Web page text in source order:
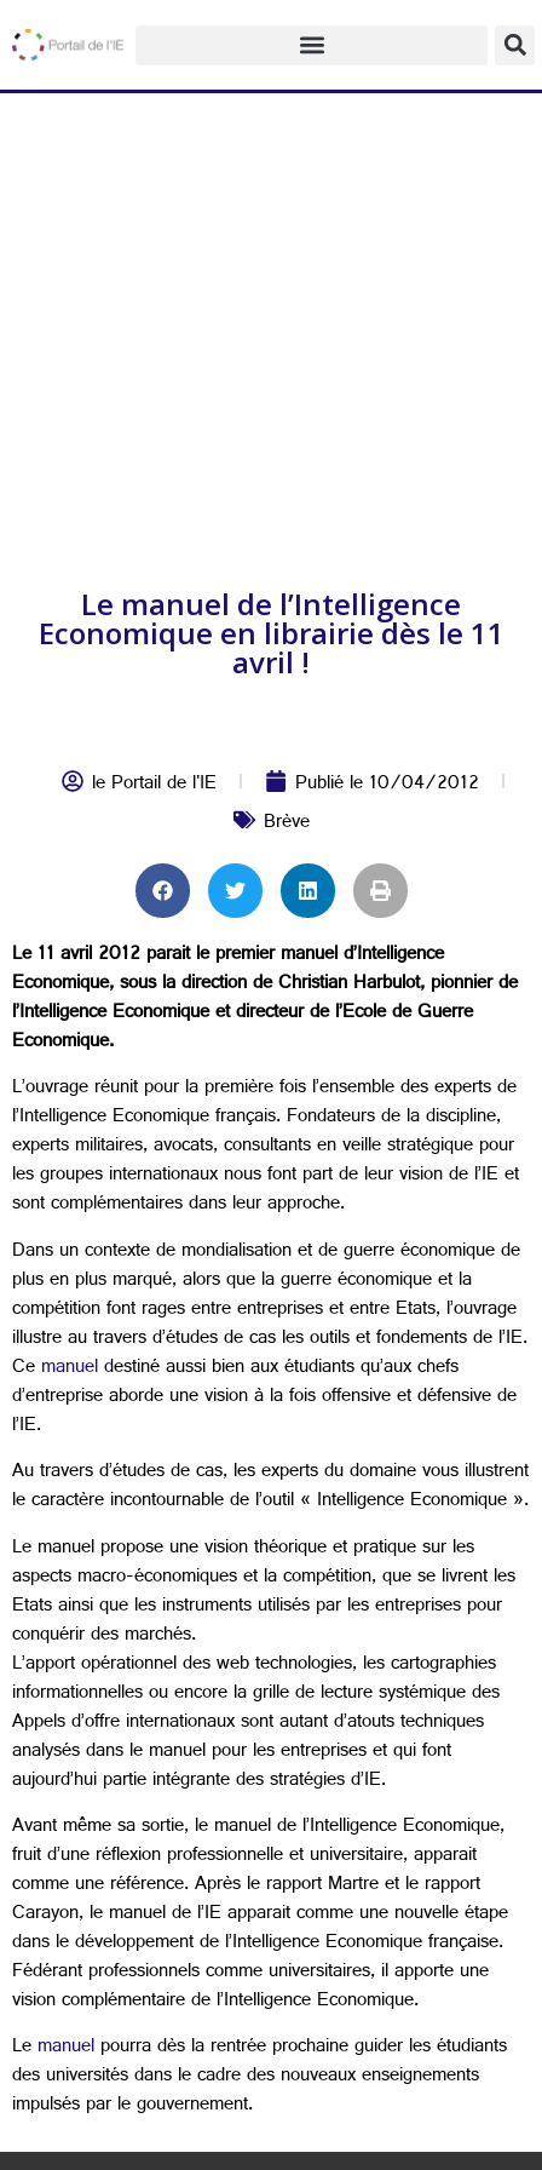
Le manuel de l’Intelligence
Economique en librairie dès le 11
avril !
le Portail de l'IE Publié le10/04/2012
Brève
Le 11 avril 2012 parait le premier manuel d’Intelligence
Economique, sous la direction de Christian Harbulot, pionnier de
l’Intelligence Economique et directeur de l’Ecole de Guerre
Economique.
L’ouvrage réunit pour la première fois l’ensemble des experts de
l’Intelligence Economique français. Fondateurs de la discipline,
experts militaires, avocats, consultants en veille stratégique pour
les groupes internationaux nous font part de leur vision de l’IE et
sont complémentaires dans leur approche.
Dans un contexte de mondialisation et de guerre économique de
plus en plus marqué, alors que la guerre économique et la
compétition font rages entre entreprises et entre Etats, l’ouvrage
illustre au travers d’études de cas les outils et fondements de l’IE.
Cemanueldestiné aussi bien aux étudiants qu’aux chefs
d’entreprise aborde une vision à la fois offensive et défensive de
l’IE.
Au travers d’études de cas, les experts du domaine vous illustrent
le caractère incontournable de l’outil « Intelligence Economique ».
Le manuel propose une vision théorique et pratique sur les
aspects macro-économiques et la compétition, que se livrent les
Etats ainsi que les instruments utilisés par les entreprises pour
conquérir des marchés.
L’apport opérationnel des web technologies, les cartographies
informationnelles ou encore la grille de lecture systémique des
Appels d’offre internationaux sont autant d’atouts techniques
analysés dans le manuel pour les entreprises et qui font
aujourd’hui partie intégrante des stratégies d’IE.
Avant même sa sortie, le manuel de l’Intelligence Economique,
fruit d’une réflexion professionnelle et universitaire, apparait
comme une référence. Après le rapport Martre et le rapport
Carayon, le manuel de l’IE apparait comme une nouvelle étape
dans le développement de l’Intelligence Economique française.
Fédérant professionnels comme universitaires, il apporte une
vision complémentaire de l’Intelligence Economique.
Lemanuelpourra dès la rentrée prochaine guider les étudiants
des universités dans le cadre des nouveaux enseignements
impulsés par le gouvernement.